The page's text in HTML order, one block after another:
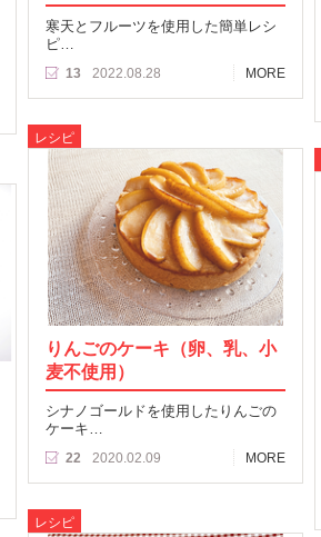
寒天とフルーツを使用した簡単レシ
ピ…
13 2022.08.28 MORE
レシピ
りんごのケーキ（卵、乳、小
麦不使用）
シナノゴールドを使用したりんごの
ケーキ…
22 2020.02.09 MORE
レシピ